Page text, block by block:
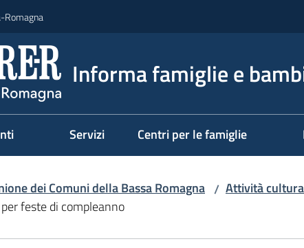
Romagna
Informa famiglie e
Servizi Centri per le famiglie
dei Comuni della Bassa Romagna / Attività
feste di compleanno